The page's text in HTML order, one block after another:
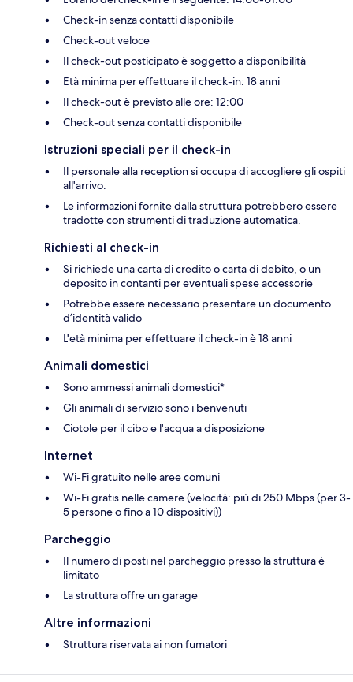
Check-in senza contatti disponibile
Check-out veloce
Il check-out posticipato è soggetto a disponibilità
Età minima per effettuare il check-in: 18 anni
Il check-out è previsto alle ore: 12:00
Check-out senza contatti disponibile
Istruzioni speciali per il check-in
Il personale alla reception si occupa di accogliere gli ospiti
all'arrivo.
Le informazioni fornite dalla struttura potrebbero essere
tradotte con strumenti di traduzione automatica.
Richiesti al check-in
Si richiede una carta di credito o carta di debito, o un
deposito in contanti per eventuali spese accessorie
Potrebbe essere necessario presentare un documento
d’identità valido
L'età minima per effettuare il check-in è 18 anni
Animali domestici
Sono ammessi animali domestici*
Gli animali di servizio sono i benvenuti
Ciotole per il cibo e l'acqua a disposizione
Internet
Wi-Fi gratuito nelle aree comuni
Wi-Fi gratis nelle camere (velocità: più di 250 Mbps (per 3-
5 persone o fino a 10 dispositivi))
Parcheggio
Il numero di posti nel parcheggio presso la struttura è
limitato
La struttura offre un garage
Altre informazioni
Struttura riservata ai non fumatori